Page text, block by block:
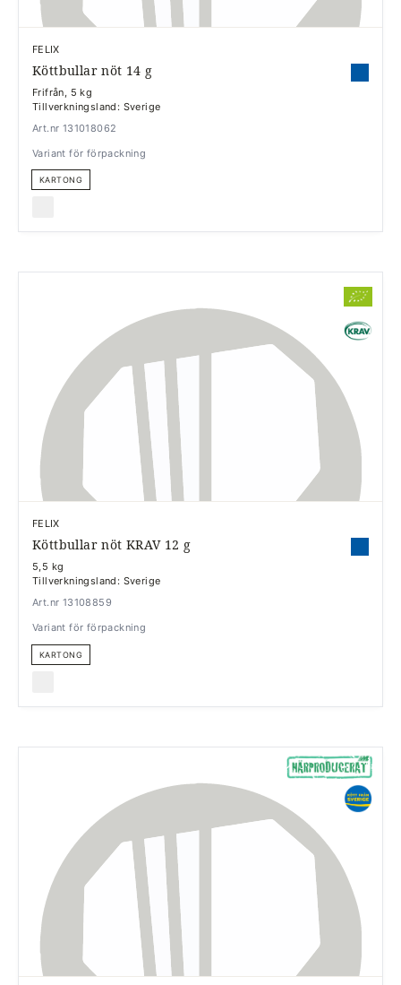
FELIX
Köttbullar nöt 14 g
Frifrån, 5 kg
Tillverkningsland: Sverige
Art.nr 131018062
Variant för förpackning
KARTONG
FELIX
Köttbullar nöt KRAV 12 g
5,5 kg
Tillverkningsland: Sverige
Art.nr 13108859
Variant för förpackning
KARTONG